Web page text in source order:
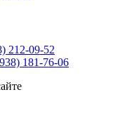
212-09-52
181-76-06